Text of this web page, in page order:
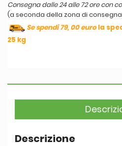
Consegna dalle 24 alle 72 ore con
(a seconda della zona di
Se spendi 79, 00 eurola
25 kg
Descrizione